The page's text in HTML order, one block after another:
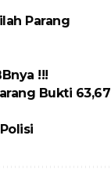
Parang
!!!
Bukti 63,67